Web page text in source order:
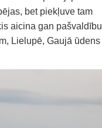
bet piekļuve tam
aicina gan pašvaldību
Lielupē, Gaujā ūdens